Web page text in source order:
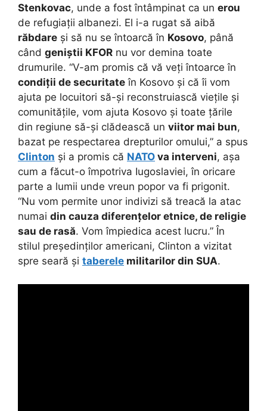
Stenkovac, unde a fost întâmpinat ca un erou
de refugiații albanezi. El i-a rugat să aibă
răbdare și să nu se întoarcă în Kosovo, până
când geniștii KFOR nu vor demina toate
drumurile. “V-am promis că vă veți întoarce în
condiții de securitate în Kosovo și că îi vom
ajuta pe locuitori să-și reconstruiască viețile și
comunitățile, vom ajuta Kosovo și toate țările
din regiune să-și clădească un viitor mai bun,
bazat pe respectarea drepturilor omului,” a spus
Clinton și a promis că NATO va interveni, așa
cum a făcut-o împotriva Iugoslaviei, în oricare
parte a lumii unde vreun popor va fi prigonit.
“Nu vom permite unor indivizi să treacă la atac
numai din cauza diferențelor etnice, de religie
sau de rasă. Vom împiedica acest lucru.” În
stilul președinților americani, Clinton a vizitat
spre seară și taberele militarilor din SUA.